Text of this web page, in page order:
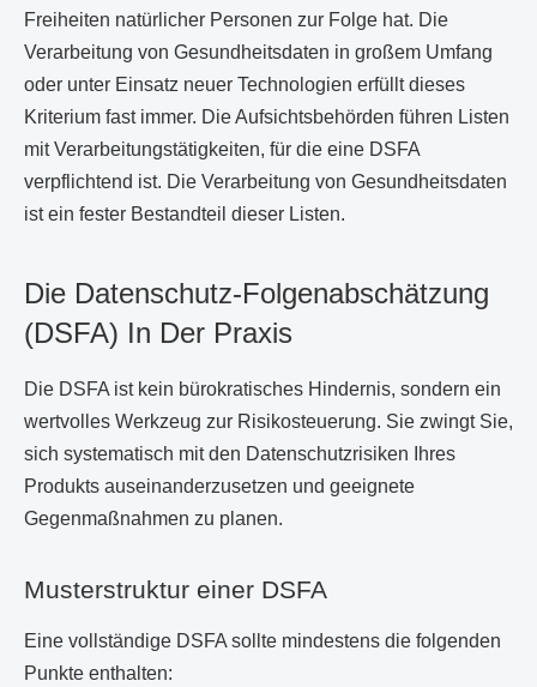
Freiheiten natürlicher Personen zur Folge hat. Die
Verarbeitung von Gesundheitsdaten in großem Umfang
oder unter Einsatz neuer Technologien erfüllt dieses
Kriterium fast immer. Die Aufsichtsbehörden führen Listen
mit Verarbeitungstätigkeiten, für die eine DSFA
verpflichtend ist. Die Verarbeitung von Gesundheitsdaten
ist ein fester Bestandteil dieser Listen.
Die Datenschutz-Folgenabschätzung
(DSFA) In Der Praxis
Die DSFA ist kein bürokratisches Hindernis, sondern ein
wertvolles Werkzeug zur Risikosteuerung. Sie zwingt Sie,
sich systematisch mit den Datenschutzrisiken Ihres
Produkts auseinanderzusetzen und geeignete
Gegenmaßnahmen zu planen.
Musterstruktur einer DSFA
Eine vollständige DSFA sollte mindestens die folgenden
Punkte enthalten: